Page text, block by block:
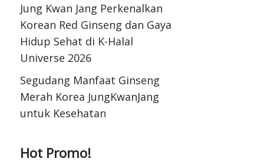
Jung Kwan Jang Perkenalkan
Korean Red Ginseng dan Gaya
Hidup Sehat di K-Halal
Universe 2026
Segudang Manfaat Ginseng
Merah Korea JungKwanJang
untuk Kesehatan
Hot Promo!